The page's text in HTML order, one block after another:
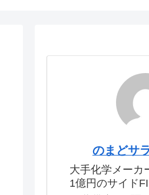
のまどサ
大手化学メーカ
1億円のサイド